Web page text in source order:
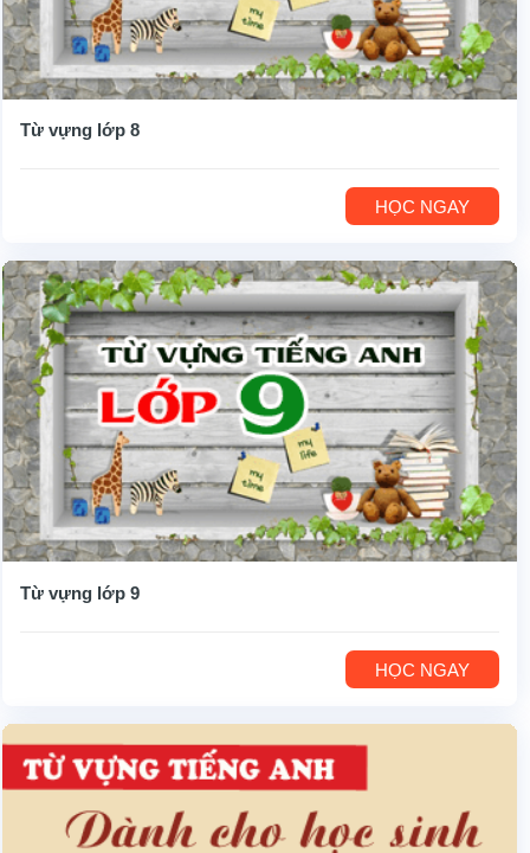
Từ vựng lớp 8
HỌC NGAY
Từ vựng lớp 9
HỌC NGAY